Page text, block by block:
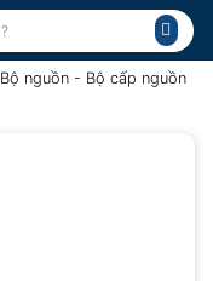
Bộ nguồn - Bộ cấp nguồn